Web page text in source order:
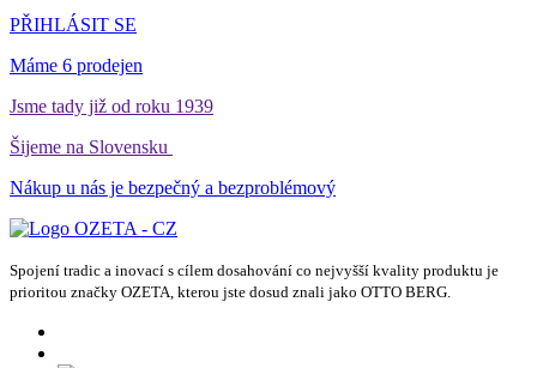
PŘIHLÁSIT SE
Máme 6 prodejen
Jsme tady již od roku 1939
Šijeme na Slovensku
Nákup u nás je bezpečný a bezproblémový
Spojení tradic a inovací s cílem dosahování co nejvyšší kvality produktu je
prioritou značky OZETA, kterou jste dosud znali jako OTTO BERG.